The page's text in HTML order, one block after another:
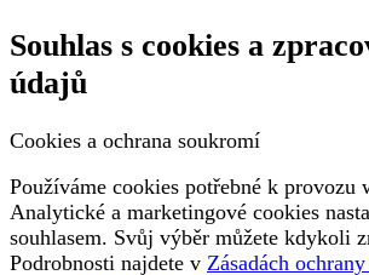
Souhlas s cookies a
údajů
Cookies a ochrana soukromí
Používáme cookies potřebné k provozu
Analytické a marketingové cookies
souhlasem. Svůj výběr můžete kdykoli
Podrobnosti najdete v Zásadách